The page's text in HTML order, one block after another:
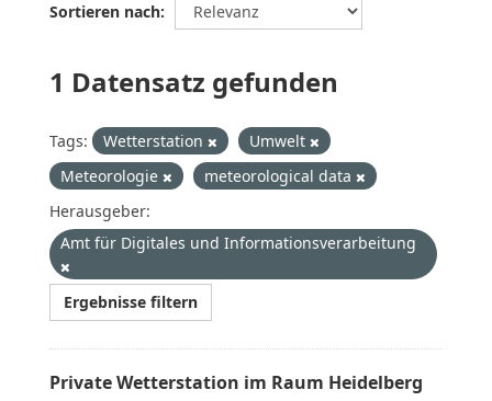
Sortieren nach
1 Datensatz gefunden
Tags: Wetterstation
Umwelt
Meteorologie
meteorological data
Herausgeber:
Amt für Digitales und Informationsverarbeitung
Ergebnisse filtern
Private Wetterstation im Raum Heidelberg